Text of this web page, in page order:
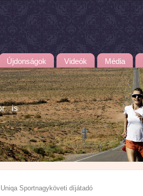
Újdonságok Videók Média
is
Uniqa Sportnagyköveti díjátadó